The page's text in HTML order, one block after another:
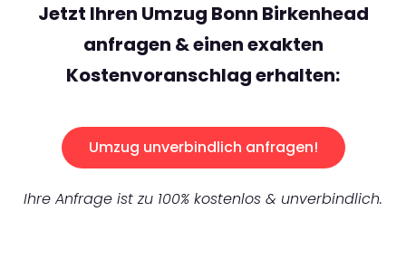
Jetzt Ihren Umzug Bonn Birkenhead
anfragen & einen exakten
Kostenvoranschlag erhalten:
Umzug unverbindlich anfragen!
Ihre Anfrage ist zu 100% kostenlos & unverbindlich.